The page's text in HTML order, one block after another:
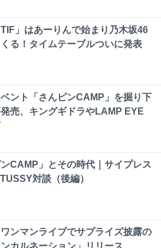
」はあーりんで始まり乃木坂46
る！タイムテーブルついに発表
ント「さんピンCAMP」を掘り下
売、キングギドラやLAMP EYE
ンCAMP」とその時代｜サイプレス
対談（後編）
ンマンライブでサプライズ披露の